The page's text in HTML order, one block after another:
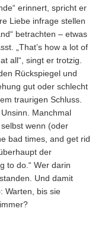
erinnert, spricht er
Liebe infrage stellen
betrachten – etwas
„That’s how a lot of
all“, singt er trotzig.
Rückspiegel und
gut oder schlecht
traurigen Schluss.
Manchmal
wenn (oder
bad times, and get rid
der
to do.“ Wer darin
Und damit
Warten, bis sie